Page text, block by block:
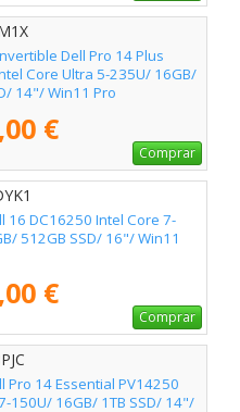
Dell Pro 14 Plus
Core Ultra 5-235U/ 16GB/
14"/ Win11 Pro
€
Comprar
16 DC16250 Intel Core 7-
512GB SSD/ 16"/ Win11
€
Comprar
Pro 14 Essential PV14250
150U/ 16GB/ 1TB SSD/ 14"/